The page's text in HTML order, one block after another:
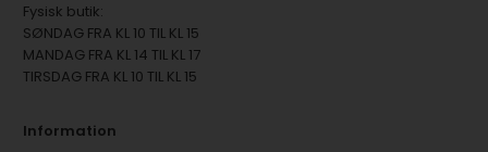
Fysisk butik:
SØNDAG FRA KL 10 TIL KL 15
MANDAG FRA KL 14 TIL KL 17
TIRSDAG FRA KL 10 TIL KL 15
Information